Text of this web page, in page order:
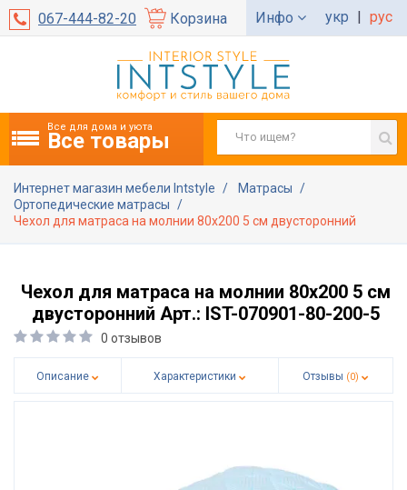
067-444-82-20 Корзина Инфо укр | рус
Все для дома и уюта
Все товары
Интернет магазин мебели Intstyle
Матрасы
Ортопедические матрасы
Чехол для матраса на молнии 80х200 5 см двусторонний
Чехол для матраса на молнии 80х200 5 см
двусторонний Арт.: IST-070901-80-200-5
0 отзывов
Описание Характеристики Отзывы (0)